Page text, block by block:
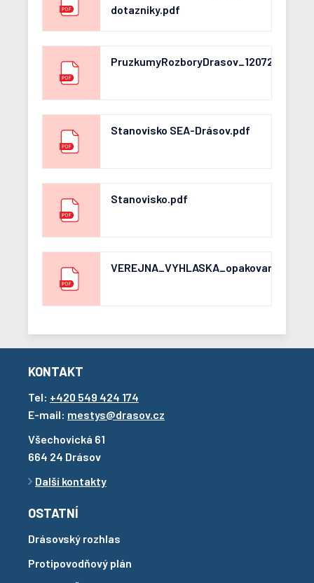
dotazniky.pdf
PruzkumyRozboryDrasov_12072017.pdf
Stanovisko SEA-Drásov.pdf
Stanovisko.pdf
KONTAKT
Tel: +420 549 424 174
E-mail: mestys@drasov.cz
Všechovická 61
664 24 Drásov
Další kontakty
OSTATNÍ
Drásovský rozhlas
Protipovodňový plán